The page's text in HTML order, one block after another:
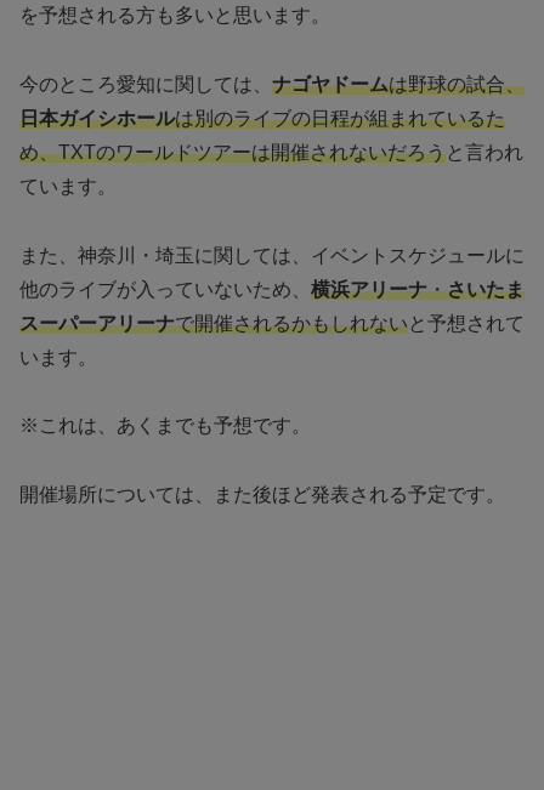
を予想される方も多いと思います。
今のところ愛知に関しては、 ナゴヤドームは野球の試合、
日本ガイシホールは別のライブの日程が組まれているた
め、TXTのワールドツアーは開催されないだろうと言われ
ています。
また、神奈川・埼玉に関しては、イベントスケジュールに
他のライブが入っていないため、 横浜アリーナ・さいたま
スーパーアリーナで開催されるかもしれないと予想されて
います。
※これは、あくまでも予想です。
開催場所については、また後ほど発表される予定です。